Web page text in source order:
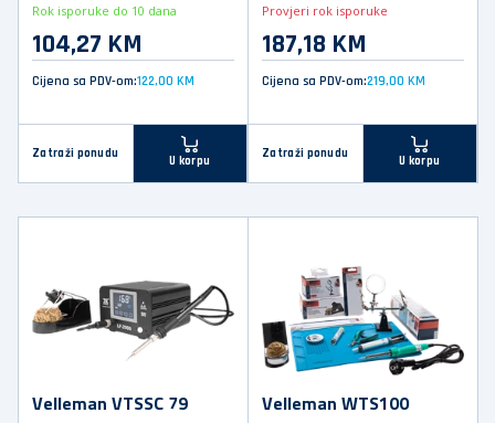
Rok isporuke do 10 dana
104,27 KM
Cijena sa PDV-om:122,00 KM
Zatraži ponudu
U korpu
Provjeri rok isporuke
187,18 KM
Cijena sa PDV-om:219,00 KM
Zatraži ponudu
U korpu
Velleman VTSSC 79 Velleman WTS100